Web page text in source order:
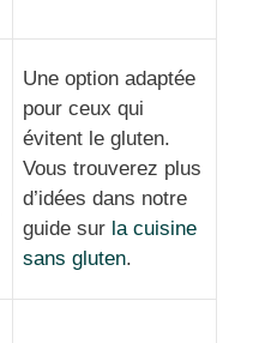
Une option adaptée
pour ceux qui
évitent le gluten.
Vous trouverez plus
d’idées dans notre
guide sur la cuisine
sans gluten.